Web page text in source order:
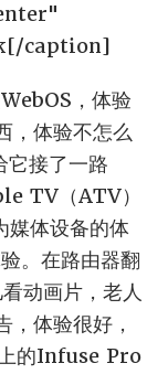
caption]
，体验
，体验不怎么
它接了一路
TV（ATV）
媒体设备的体
。在路由器翻
动画片，老人
体验很好，
的Infuse Pro